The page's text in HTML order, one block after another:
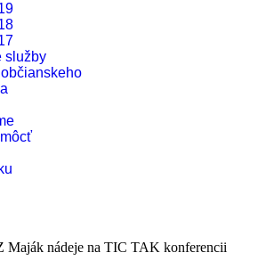
služby
Maják nádeje na TIC TAK konferencii